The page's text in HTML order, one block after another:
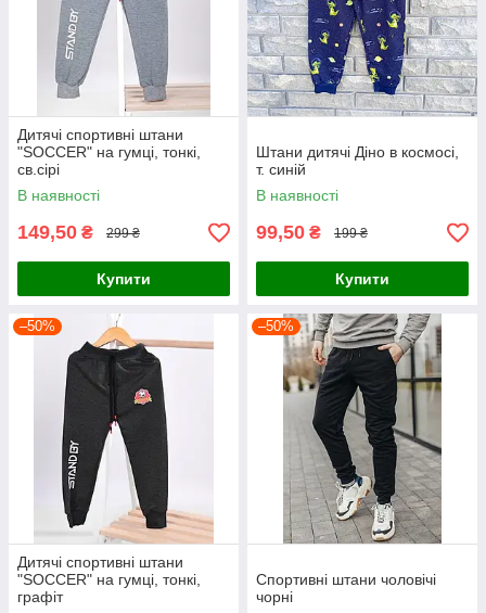
Дитячі спортивні штани
"SOCCER" на гумці, тонкі,
св.сірі
В наявності
149,50 ₴ 299 ₴
Купити
Штани дитячі Діно в космосі,
т. синій
В наявності
99,50 ₴ 199 ₴
Купити
–50%
Дитячі спортивні штани
"SOCCER" на гумці, тонкі,
графіт
–50%
Спортивні штани чоловічі
чорні